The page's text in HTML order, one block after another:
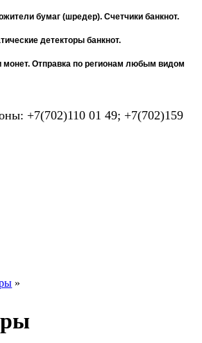
бумаг (шредер). Счетчики банкнот.
детекторы банкнот.
монет.Отправка по регионам любым видом
+7(702)110 01 49; +7(702)159
»